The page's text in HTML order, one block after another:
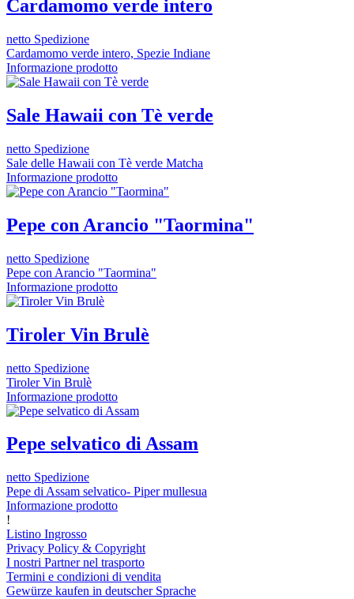
Cardamomo verde intero
netto Spedizione
Cardamomo verde intero, Spezie Indiane
Informazione prodotto
Sale Hawaii con Tè verde
netto Spedizione
Sale delle Hawaii con Tè verde Matcha
Informazione prodotto
Pepe con Arancio "Taormina"
netto Spedizione
Pepe con Arancio "Taormina"
Informazione prodotto
Tiroler Vin Brulè
netto Spedizione
Tiroler Vin Brulè
Informazione prodotto
Pepe selvatico di Assam
netto Spedizione
Pepe di Assam selvatico- Piper mullesua
Informazione prodotto
!
Listino Ingrosso
Privacy Policy & Copyright
I nostri Partner nel trasporto
Termini e condizioni di vendita
Gewürze kaufen in deutscher Sprache